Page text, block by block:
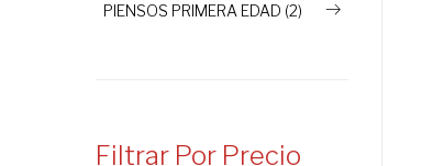
PIENSOS PRIMERA EDAD (2)
Filtrar Por Precio